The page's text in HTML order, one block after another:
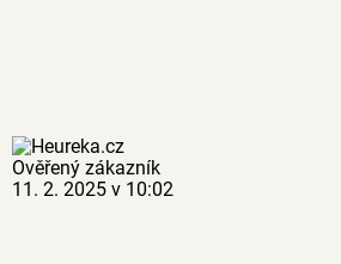
Ověřený zákazník
11. 2. 2025 v 10:02